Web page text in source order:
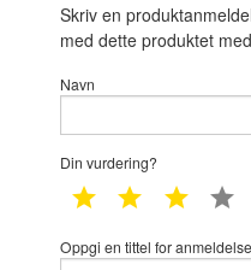
Skriv en
med dette produktet
Navn
Din vurdering?
1 star 2 star 3 star
Oppgi en tittel for